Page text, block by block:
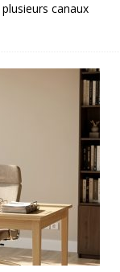
canaux